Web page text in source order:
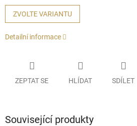
Měrná
cena:
ZVOLTE VARIANTU
Detailní informace
ZEPTAT SE HLÍDAT SDÍLET
Související produkty